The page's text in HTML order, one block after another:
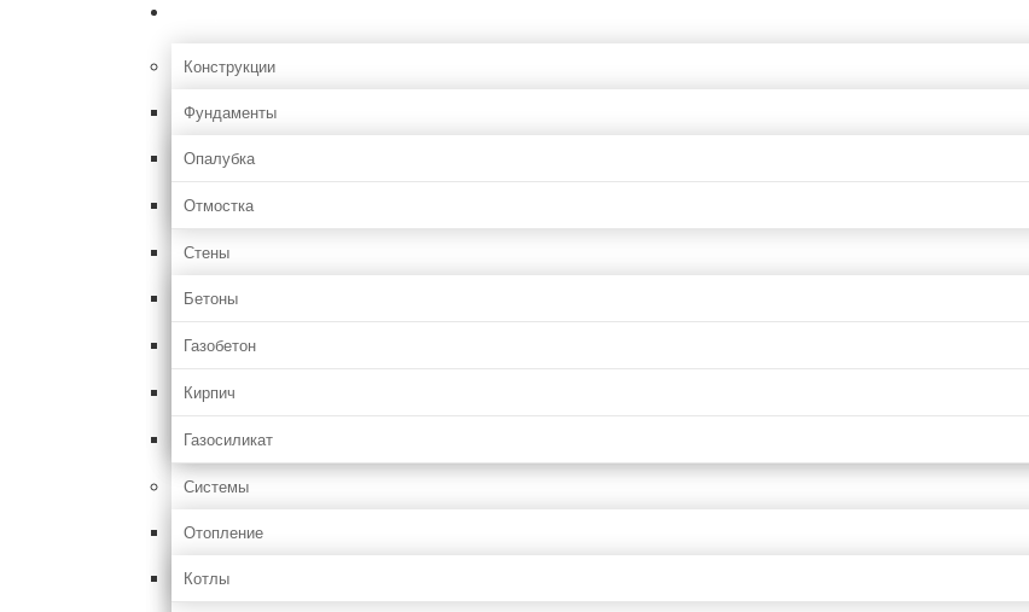
Конструкции
Фундаменты
Опалубка
Отмостка
Стены
Бетоны
Газобетон
Кирпич
Газосиликат
Системы
Отопление
Котлы